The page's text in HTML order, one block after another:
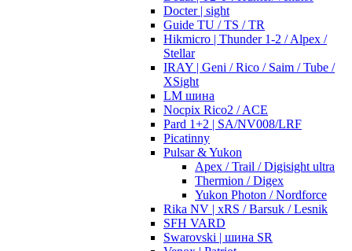
Docter | sight
Guide TU / TS / TR
Hikmicro | Thunder 1-2 / Alpex /
Stellar
IRAY | Geni / Rico / Saim / Tube /
XSight
LM шина
Nocpix Rico2 / ACE
Pard 1+2 | SA/NV008/LRF
Picatinny
Pulsar & Yukon
Apex / Trail / Digisight ultra
Thermion / Digex
Yukon Photon / Nordforce
Rika NV | xRS / Barsuk / Lesnik
SFH VARD
Swarovski | шина SR